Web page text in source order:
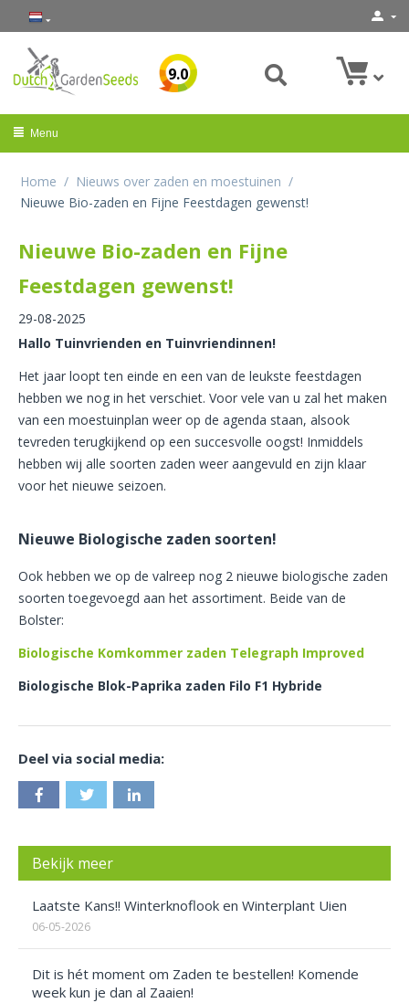
9.0
Menu
Home / Nieuws over zaden en moestuinen /
Nieuwe Bio-zaden en Fijne Feestdagen gewenst!
Nieuwe Bio-zaden en Fijne
Feestdagen gewenst!
29-08-2025
Hallo Tuinvrienden en Tuinvriendinnen!
Het jaar loopt ten einde en een van de leukste feestdagen
hebben we nog in het verschiet. Voor vele van u zal het maken
van een moestuinplan weer op de agenda staan, alsook
tevreden terugkijkend op een succesvolle oogst! Inmiddels
hebben wij alle soorten zaden weer aangevuld en zijn klaar
voor het nieuwe seizoen.
Nieuwe Biologische zaden soorten!
Ook hebben we op de valreep nog 2 nieuwe biologische zaden
soorten toegevoegd aan het assortiment. Beide van de
Bolster:
Biologische Komkommer zaden Telegraph Improved
Biologische Blok-Paprika zaden Filo F1 Hybride
Deel via social media:
Bekijk meer
Laatste Kans!! Winterknoflook en Winterplant Uien
06-05-2026
Dit is hét moment om Zaden te bestellen! Komende
week kun je dan al Zaaien!